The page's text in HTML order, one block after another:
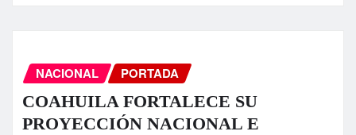
NACIONAL PORTADA
COAHUILA FORTALECE SU
PROYECCIÓN NACIONAL E